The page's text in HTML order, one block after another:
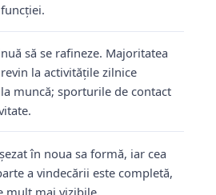
să se rafineze. Majoritatea
la activitățile zilnice
muncă; sporturile de contact
în noua sa formă, iar cea
a vindecării este completă,
mult mai vizibile.